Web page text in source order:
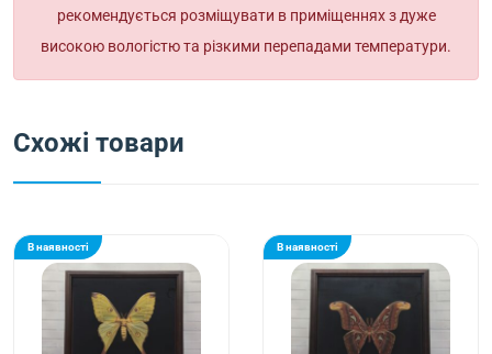
рекомендується розміщувати в приміщеннях з дуже
високою вологістю та різкими перепадами температури.
Схожі товари
В наявності В наявності